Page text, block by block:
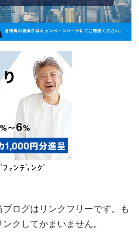
ログはリンクフリーです。も
クしてかまいません。